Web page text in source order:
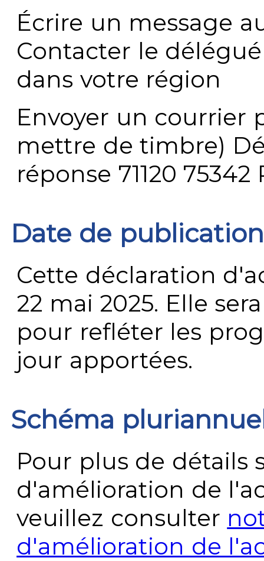
Écrire un message
Contacter le
dans votre région
Envoyer un courrier
mettre de timbre)
réponse 71120 75342
Date de publication
Cette déclaration
22 mai 2025. Elle
pour refléter les
jour apportées.
Schéma
Pour plus de détails
d'amélioration de
veuillez consulter
d'amélioration de